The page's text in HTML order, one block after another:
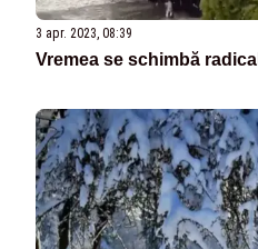
3 apr. 2023, 08:39
Vremea se schimbă radical